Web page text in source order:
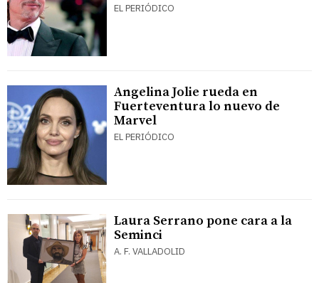
EL PERIÓDICO
Angelina Jolie rueda en
Fuerteventura lo nuevo de
Marvel
EL PERIÓDICO
Laura Serrano pone cara a la
Seminci
A. F. VALLADOLID